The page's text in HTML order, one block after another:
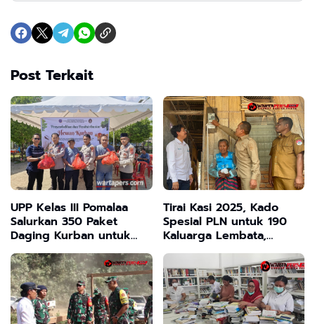
Post Terkait
UPP Kelas III Pomalaa
Salurkan 350 Paket
Daging Kurban untuk
Warga dan Mitra
Pelabuhan
Tirai Kasi 2025, Kado
Spesial PLN untuk 190
Kaluarga Lembata,
Wabup Nasir Hadirkan
Cahaya di Rumah Ibu
Maria